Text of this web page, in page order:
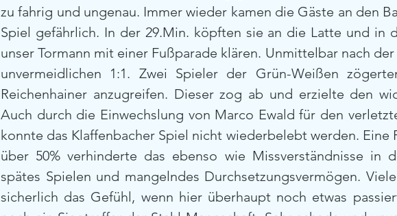
zu fahrig und ungenau. Immer wieder kamen die Gäste an den
Spiel gefährlich. In der 29.Min. köpften sie an die Latte und in
unser Tormann mit einer Fußparade klären. Unmittelbar nach der
unvermeidlichen 1:1. Zwei Spieler der Grün-Weißen
Reichenhainer anzugreifen. Dieser zog ab und erzielte den
Auch durch die Einwechslung von Marco Ewald für den
konnte das Klaffenbacher Spiel nicht wiederbelebt werden. Eine
über 50% verhinderte das ebenso wie Missverständnisse in
spätes Spielen und mangelndes Durchsetzungsvermögen.
sicherlich das Gefühl, wenn hier überhaupt noch etwas